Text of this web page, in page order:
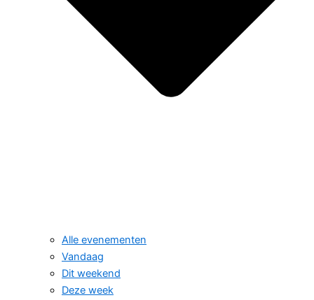
Alle evenementen
Vandaag
Dit weekend
Deze week